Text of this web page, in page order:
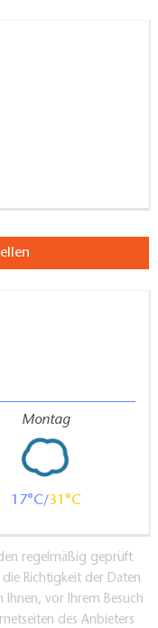
Montag
17 31
regelmäßig geprüft
Richtigkeit der Daten
Ihnen, vor Ihrem Besuch
des Anbieters